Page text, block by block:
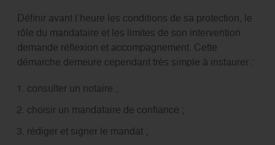
Définir avant l’heure les conditions de sa protection, le
rôle du mandataire et les limites de son intervention
demande réflexion et accompagnement. Cette
démarche demeure cependant très simple à instaurer :
consulter un notaire ;
choisir un mandataire de confiance ;
rédiger et signer le mandat ;